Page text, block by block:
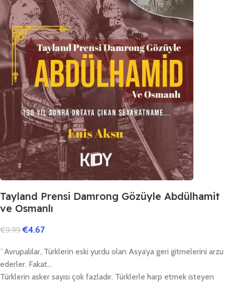
Tayland Prensi Damrong Gözüyle Abdülhamit
ve Osmanlı
€9.99 €4.67
¨Avrupalılar, Türklerin eski yurdu olan Asya’ya geri gitmelerini arzu
ederler. Fakat…
Türklerin asker sayısı çok fazladır. Türklerle harp etmek isteyen